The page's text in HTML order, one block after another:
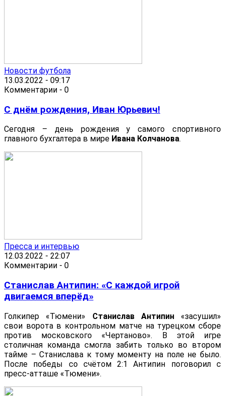
Новости футбола
13.03.2022 - 09:17
Комментарии - 0
С днём рождения, Иван Юрьевич!
Сегодня – день рождения у самого спортивного
главного бухгалтера в мире Ивана Колчанова.
Пресса и интервью
12.03.2022 - 22:07
Комментарии - 0
Станислав Антипин: «С каждой игрой
двигаемся вперёд»
Голкипер «Тюмени» Станислав Антипин«засушил»
свои ворота в контрольном матче на турецком сборе
против московского «Чертаново». В этой игре
столичная команда смогла забить только во втором
тайме – Станислава к тому моменту на поле не было.
После победы со счётом 2:1 Антипин поговорил с
пресс-атташе «Тюмени».